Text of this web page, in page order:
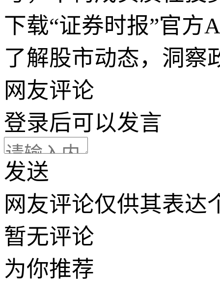
下载“证券时报”官方
了解股市动态，洞察
网友评论
登录后可以发言
发送
网友评论仅供其表达
暂无评论
为你推荐